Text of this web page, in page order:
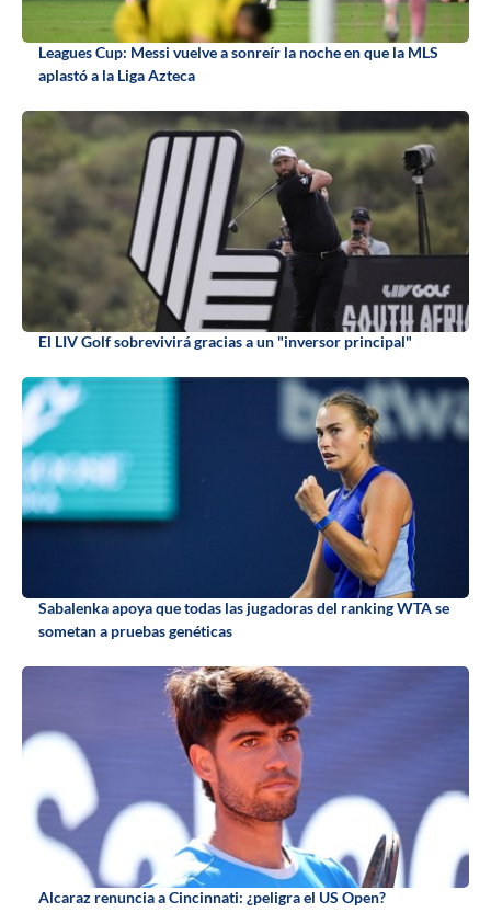
Leagues Cup: Messi vuelve a sonreír la noche en que la MLS
aplastó a la Liga Azteca
El LIV Golf sobrevivirá gracias a un "inversor principal"
Sabalenka apoya que todas las jugadoras del ranking WTA se
sometan a pruebas genéticas
Alcaraz renuncia a Cincinnati: ¿peligra el US Open?